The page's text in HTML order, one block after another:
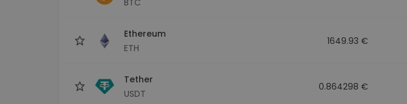
Ethereum
ETH
1649.93 €
Tether
USDT
0.864298 €